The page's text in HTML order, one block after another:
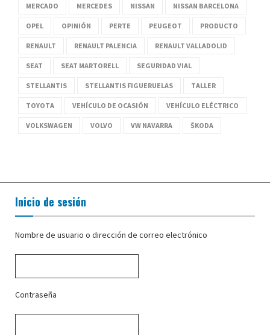
MERCADO MERCEDES NISSAN NISSAN BARCELONA
OPEL OPINIÓN PERTE PEUGEOT PRODUCTO
RENAULT RENAULT PALENCIA RENAULT VALLADOLID
SEAT SEAT MARTORELL SEGURIDAD VIAL
STELLANTIS STELLANTIS FIGUERUELAS TALLER
TOYOTA VEHÍCULO DE OCASIÓN VEHÍCULO ELÉCTRICO
VOLKSWAGEN VOLVO VW NAVARRA ŠKODA
Inicio de sesión
Nombre de usuario o dirección de correo electrónico
Contraseña